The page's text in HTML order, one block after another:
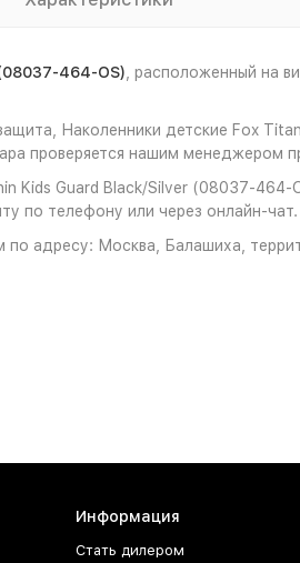
464-OS) , расположенный на
Наколенники детские Fox
проверяется нашим менеджером
Kids Guard Black/Silver (08037-
по телефону или через онлайн-чат.
адресу: Москва, Балашиха,
Информация
Стать дилером